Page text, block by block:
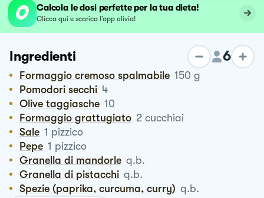
Calcola le dosi perfette per la tua dieta!
Clicca qui e scarica l’app olivia!
Ingredienti 6
Formaggio cremoso spalmabile 150 g
Pomodori secchi 4
Olive taggiasche 10
Formaggio grattugiato 2 cucchiai
Sale 1 pizzico
Pepe 1 pizzico
Granella di mandorle q.b.
Granella di pistacchi q.b.
Spezie (paprika, curcuma, curry) q.b.